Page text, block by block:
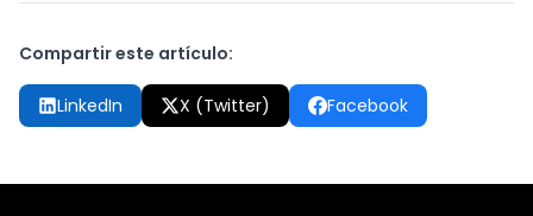
Compartir este artículo:
LinkedIn X (Twitter) Facebook